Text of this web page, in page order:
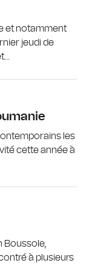
et notamment
jeudi de
les
cette année à
Boussole,
à plusieurs